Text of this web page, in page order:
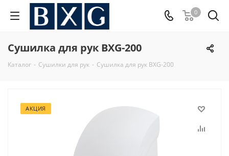
0
Сушилка для рук BXG-200
Каталог - Сушилки для рук - Сушилка для рук BXG-200
АКЦИЯ